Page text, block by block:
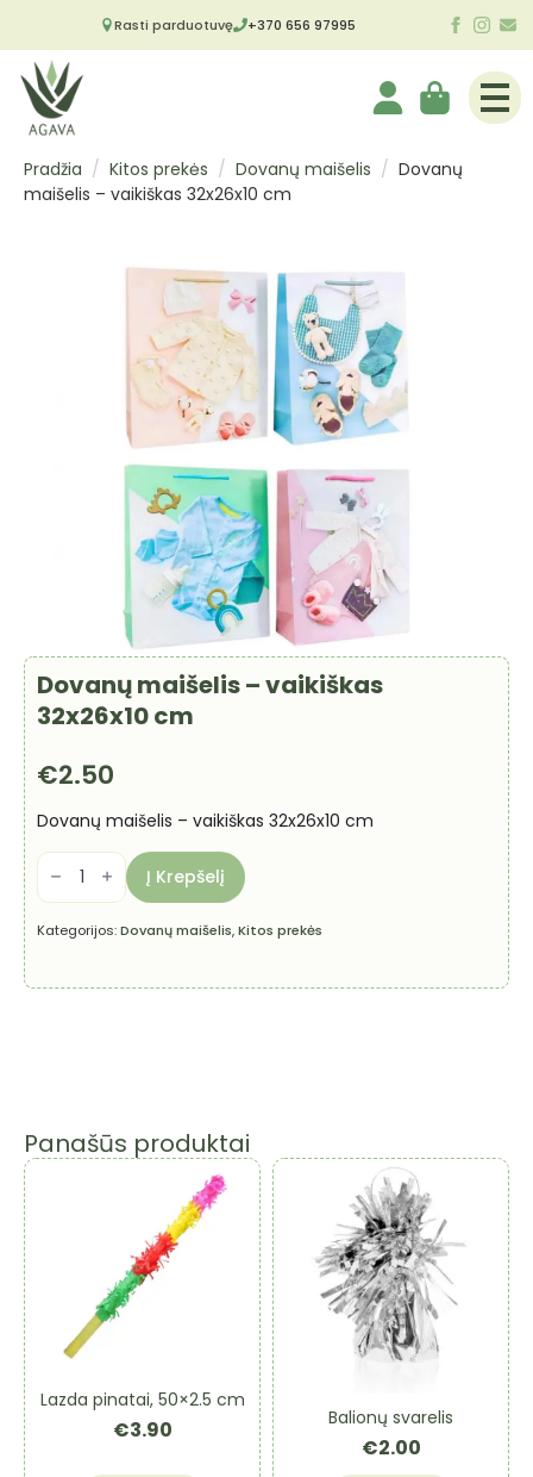
Rasti parduotuvę +370 656 97995
Pradžia Kitos prekės Dovanų maišelis
Dovanų
maišelis – vaikiškas 32x26x10 cm
Dovanų maišelis – vaikiškas
32x26x10 cm
€2.50
Dovanų maišelis – vaikiškas 32x26x10 cm
produkto
kiekis:
Dovanų
maišelis
-
vaikiškas
Į Krepšelį
Kategorijos:Dovanų maišelis,Kitos prekės
Panašūs produktai
Lazda pinatai, 50×2.5 cm
€3.90 Balionų svarelis
€2.00